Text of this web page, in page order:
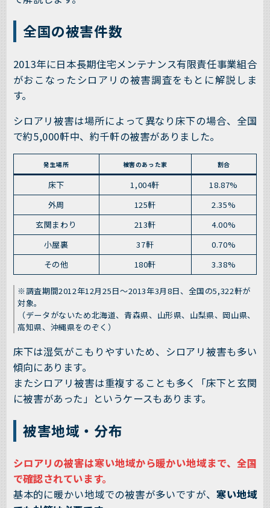
全国の被害件数
2013年に日本長期住宅メンテナンス有限責任事業組合
がおこなったシロアリの被害調査をもとに解説しま
す。
シロアリ被害は場所によって異なり床下の場合、全国
で約5,000軒中、約千軒の被害がありました。
発生場所 被害のあった家 割合
床下 1,004軒
18.87%
外周
125軒
2.35%
玄関まわり
213軒
4.00%
小屋裏
37軒
0.70%
その他
180軒 3.38%
※調査期間2012年12月25日〜2013年3月8日、全国の5,322軒が
対象。
（データがないため北海道、青森県、山形県、山梨県、岡山県、
高知県、沖縄県をのぞく）
床下は湿気がこもりやすいため、シロアリ被害も多い
傾向にあります。
またシロアリ被害は重複することも多く「床下と玄関
に被害があった」というケースもあります。
被害地域・分布
シロアリの被害は寒い地域から暖かい地域まで、全国
で確認されています。
基本的に暖かい地域での被害が多いですが、寒い地域